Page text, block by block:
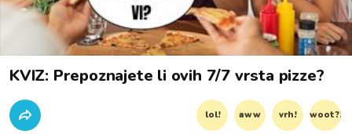
KVIZ: Prepoznajete li ovih 7/7 vrsta pizze?
lol! aww vrh! woot?!